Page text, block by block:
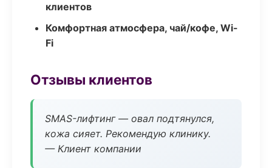
клиентов
Комфортная атмосфера, чай/кофе, Wi-
Fi
Отзывы клиентов
SMAS-лифтинг — овал подтянулся,
кожа сияет. Рекомендую клинику.
— Клиент компании